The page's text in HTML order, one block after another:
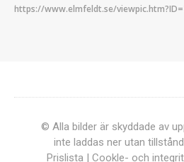
© Alla bilder är skyddade av
inte laddas ner utan
Prislista | Cookle- och